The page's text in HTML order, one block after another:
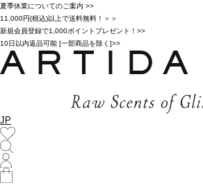
夏季休業についてのご案内 >>
11,000円(税込)以上で送料無料！＞＞
新規会員登録で1,000ポイントプレゼント！>>
10日以内返品可能 [一部商品を除く]>>
JP